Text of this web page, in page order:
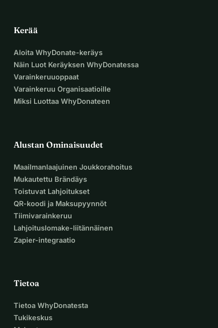
Kerää
Aloita WhyDonate-keräys
Näin Luot Keräyksen WhyDonatessa
Varainkeruuoppaat
Varainkeruu Organisaatioille
Miksi Luottaa WhyDonateen
Alustan Ominaisuudet
Maailmanlaajuinen Joukkorahoitus
Mukautettu Brändäys
Toistuvat Lahjoitukset
QR-koodi ja Maksupyynnöt
Tiimivarainkeruu
Lahjoituslomake-liitännäinen
Zapier-integraatio
Tietoa
Tietoa WhyDonatesta
Tukikeskus